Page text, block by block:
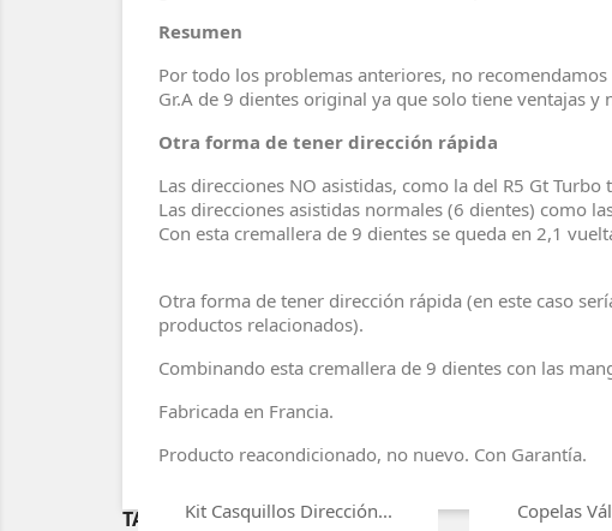
Resumen
Por todo los problemas anteriores, no
Gr.A de 9 dientes original ya que solo tiene ventajas
Otra forma de tener dirección rápida
Las direcciones NO asistidas, como la del R5 Gt
Las direcciones asistidas normales (6 dientes) como
Con esta cremallera de 9 dientes se queda en 2,1
Otra forma de tener dirección rápida (en este caso
productos relacionados).
Combinando esta cremallera de 9 dientes con las
Fabricada en Francia.
Producto reacondicionado, no nuevo. Con Garantía.
TAMBIÉN PODRÍA INTERESARLE
 Vista rápida
Kit Casquillos Dirección... 
Copelas